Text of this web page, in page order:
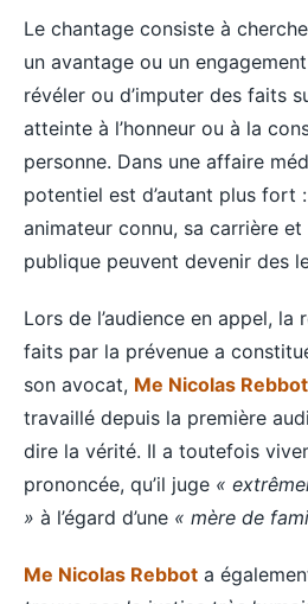
Le chantage consiste à
un avantage ou un
révéler ou d’imputer des faits
atteinte à l’honneur ou à la
personne. Dans une affaire
potentiel est d’autant plus fort
animateur connu, sa carrière
publique peuvent devenir des
Lors de l’audience en appel, la
faits par la prévenue a
son avocat, Me Nicolas Rebbot
travaillé depuis la première
dire la vérité. Il a toutefois
prononcée, qu’il juge «
» à l’égard d’une « mère de
Me Nicolas Rebbot a